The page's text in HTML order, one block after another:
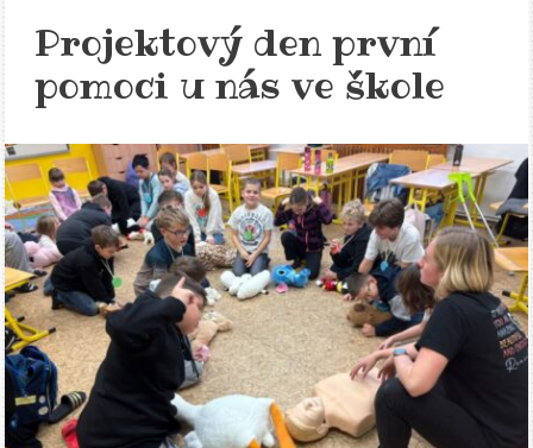
Projektový den první
pomoci u nás ve škole